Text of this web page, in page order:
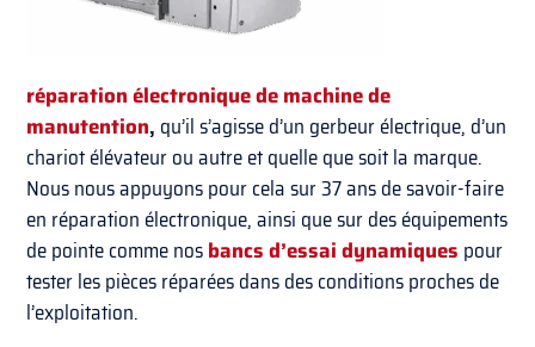
réparation électronique de machine de
manutention, qu’il s’agisse d’un gerbeur électrique, d’un
chariot élévateur ou autre et quelle que soit la marque.
Nous nous appuyons pour cela sur 37 ans de savoir-faire
en réparation électronique, ainsi que sur des équipements
de pointe comme nosbancs d’essai dynamiques pour
tester les pièces réparées dans des conditions proches de
l’exploitation.